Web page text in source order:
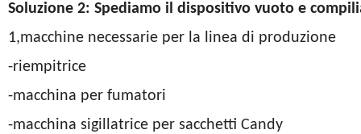
Soluzione 2: Spediamo il dispositivo vuoto e
1,macchine necessarie per la linea di produzione
-riempitrice
-macchina per fumatori
-macchina sigillatrice per sacchetti Candy